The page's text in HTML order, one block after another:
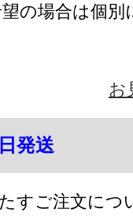
の場合は個別
お
発送
すご注文につ